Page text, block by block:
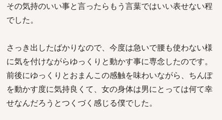
その気持のいい事と言ったらもう言葉ではいい表せない程
でした。
さっき出したばかりなので、今度は急いで腰も使わない様
に気を付けながらゆっくりと動かす事に専念したのです。
前後にゆっくりとおまんこの感触を味わいながら、ちんぽ
を動かす度に気持良くて、女の身体は男にとっては何て幸
せなんだろうとつくづく感じる僕でした。